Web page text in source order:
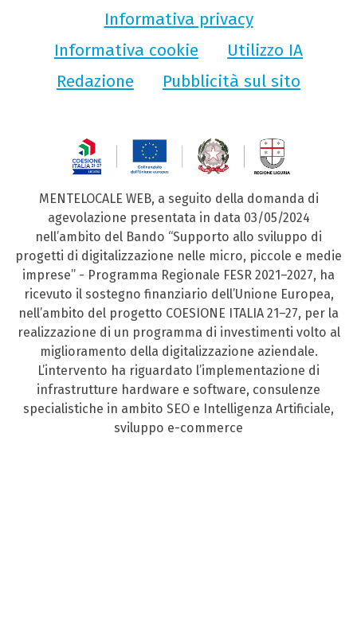
Informativa privacy
Informativa cookie
Utilizzo IA
Redazione
Pubblicità sul sito
MENTELOCALE WEB, a seguito della domanda di
agevolazione presentata in data 03/05/2024
nell’ambito del Bando “Supporto allo sviluppo di
progetti di digitalizzazione nelle micro, piccole e medie
imprese” - Programma Regionale FESR 2021–2027, ha
ricevuto il sostegno finanziario dell’Unione Europea,
nell’ambito del progetto COESIONE ITALIA 21–27, per la
realizzazione di un programma di investimenti volto al
miglioramento della digitalizzazione aziendale.
L’intervento ha riguardato l’implementazione di
infrastrutture hardware e software, consulenze
specialistiche in ambito SEO e Intelligenza Artificiale,
sviluppo e-commerce